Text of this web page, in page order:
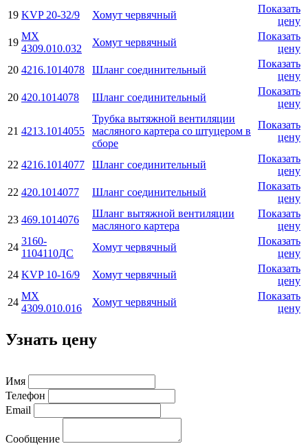
19 KVP 20-32/9 Хомут червячный
Показать
цену
19
МХ
4309.010.032
Хомут червячный
Показать
цену
20 4216.1014078 Шланг соединительный
Показать
цену
20 420.1014078 Шланг соединительный
Показать
цену
21 4213.1014055
Трубка вытяжной вентиляции
масляного картера со штуцером в
сборе
Показать
цену
22 4216.1014077 Шланг соединительный
Показать
цену
22 420.1014077 Шланг соединительный
Показать
цену
23 469.1014076
Шланг вытяжной вентиляции
масляного картера
Показать
цену
24
3160-
1104110ДС
Хомут червячный
Показать
цену
24 KVP 10-16/9 Хомут червячный
Показать
цену
24
МХ
4309.010.016
Хомут червячный
Показать
цену
Узнать цену
Имя
Телефон
Email
Сообщение